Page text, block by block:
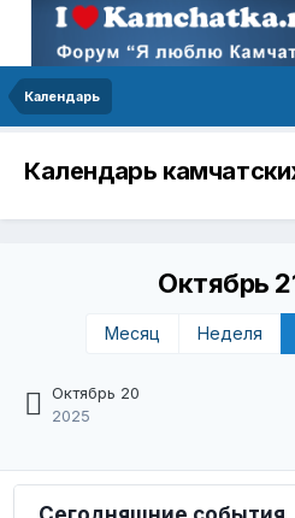
Календарь
Календарь
Октябрь 20
2025
Октябрь
Месяц Неделя